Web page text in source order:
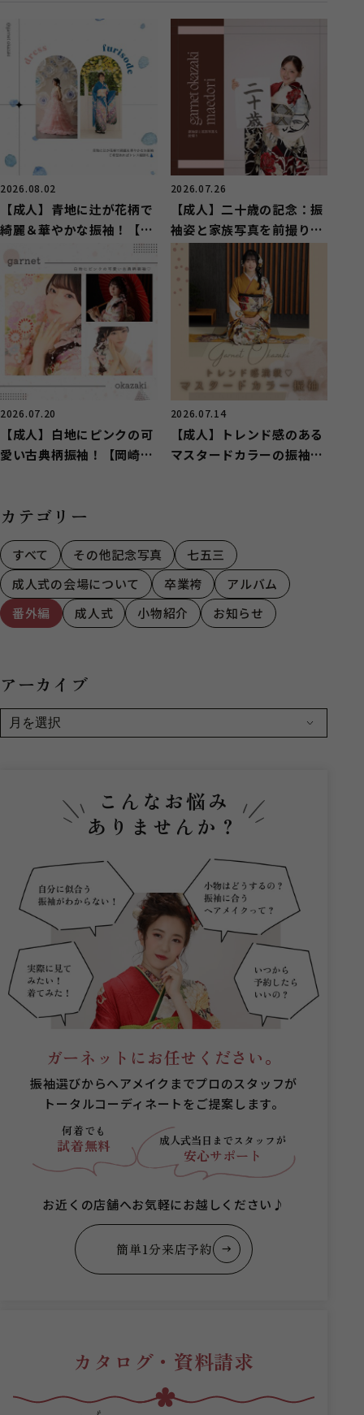
2026.08.02
【成人】青地に辻が花柄で
綺麗＆華やかな振袖！【豊
2026.07.26
【成人】二十歳の記念：振
袖姿と家族写真を前撮り！
【豊田市】
2026.07.20
【成人】白地にピンクの可
愛い古典柄振袖！【岡崎
2026.07.14
【成人】トレンド感のある
マスタードカラーの振袖が
カテゴリー
すべて その他記念写真
七五三
成人式の会場について
卒業袴
アルバム
番外編
成人式 小物紹介 お知らせ
アーカイブ
こんなお悩み
ありませんか？
ガーネットにお任せください。
振袖選びからヘアメイクまでプロのスタッフが
トータルコーディネートをご提案します。
何着でも
試着無料 成人式当日までスタッフが
安心サポート
お近くの店舗へお気軽にお越しください♪
簡単1分来店予約
カタログ・資料請求